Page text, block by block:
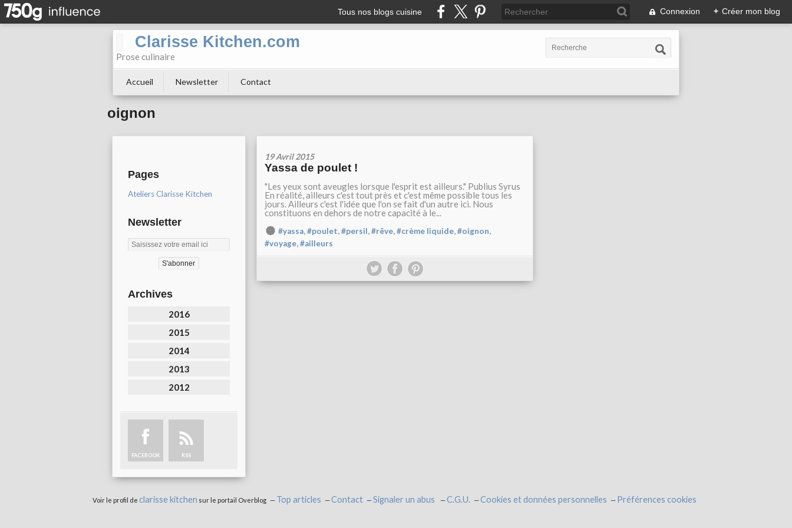
Tous nos blogs cuisine Connexion + Créer mon blog
Clarisse Kitchen.com
Prose culinaire
Accueil Newsletter Contact
oignon
Pages
Ateliers Clarisse Kitchen
Newsletter
Archives
2016
2015
2014
2013
2012
FACEBOOK RSS
19 Avril 2015
Yassa de poulet !
"Les yeux sont aveugles lorsque l'esprit est ailleurs." Publius Syrus
En réalité, ailleurs c'est tout près et c'est même possible tous les
jours. Ailleurs c'est l'idée que l'on se fait d'un autre ici. Nous
constituons en dehors de notre capacité à le...
#yassa,#poulet,#persil,#rêve,#crème liquide,#oignon,
#voyage,#ailleurs
Voir le profil de clarisse kitchen sur le portail Overblog Top articles Contact Signaler un abus C.G.U. Cookies et données personnelles Préférences cookies